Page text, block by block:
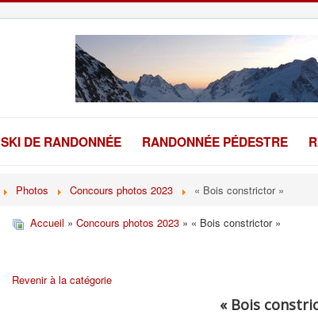
SKI DE RANDONNÉE RANDONNÉE PÉDESTRE
Photos Concours photos 2023 « Bois constrictor »
Accueil » Concours photos 2023 » « Bois constrictor »
Revenir à la catégorie
« Bois